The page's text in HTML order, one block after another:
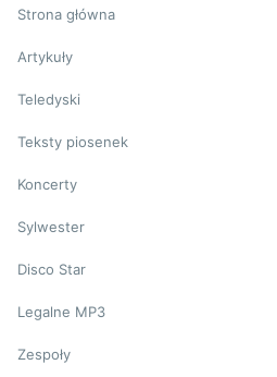
Strona główna
Artykuły
Teledyski
Teksty piosenek
Koncerty
Sylwester
Disco Star
Legalne MP3
Zespoły